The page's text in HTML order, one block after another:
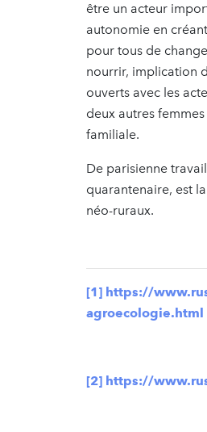
être un acteur
autonomie en
pour tous de
nourrir, implication
ouverts avec les
deux autres
familiale.
De parisienne
quarantenaire, est
néo-ruraux.
[1] https://
agroecologie.html
[2] https://